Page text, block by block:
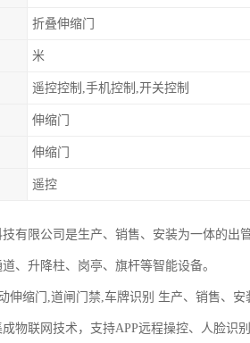
折叠伸缩门
米
遥控控制,手机控制,开关控制
伸缩门
伸缩门
遥控
有限公司是生产、销售、安装为一体的出
、升降柱、岗亭、旗杆等智能设备。
伸缩门,道闸门禁,车牌识别 生产、销售、安
物联网技术，支持APP远程操控、人脸识